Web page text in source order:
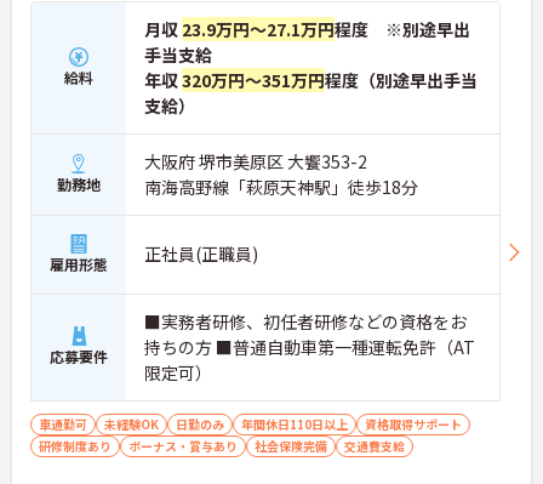
給料
月収 23.9万円～27.1万円程度 ※別途早出
手当支給
年収320万円～351万円程度（別途早出手当
支給）
勤務地
大阪府 堺市美原区 大饗353-2
南海高野線「萩原天神駅」徒歩18分
雇用形態 正社員(正職員)
応募要件
■実務者研修、初任者研修などの資格をお
持ちの方 ■普通自動車第一種運転免許（AT
限定可）
車通勤可 未経験OK 日勤のみ 年間休日110日以上
資格取得サポート
研修制度あり
ボーナス・賞与あり 社会保険完備 交通費支給